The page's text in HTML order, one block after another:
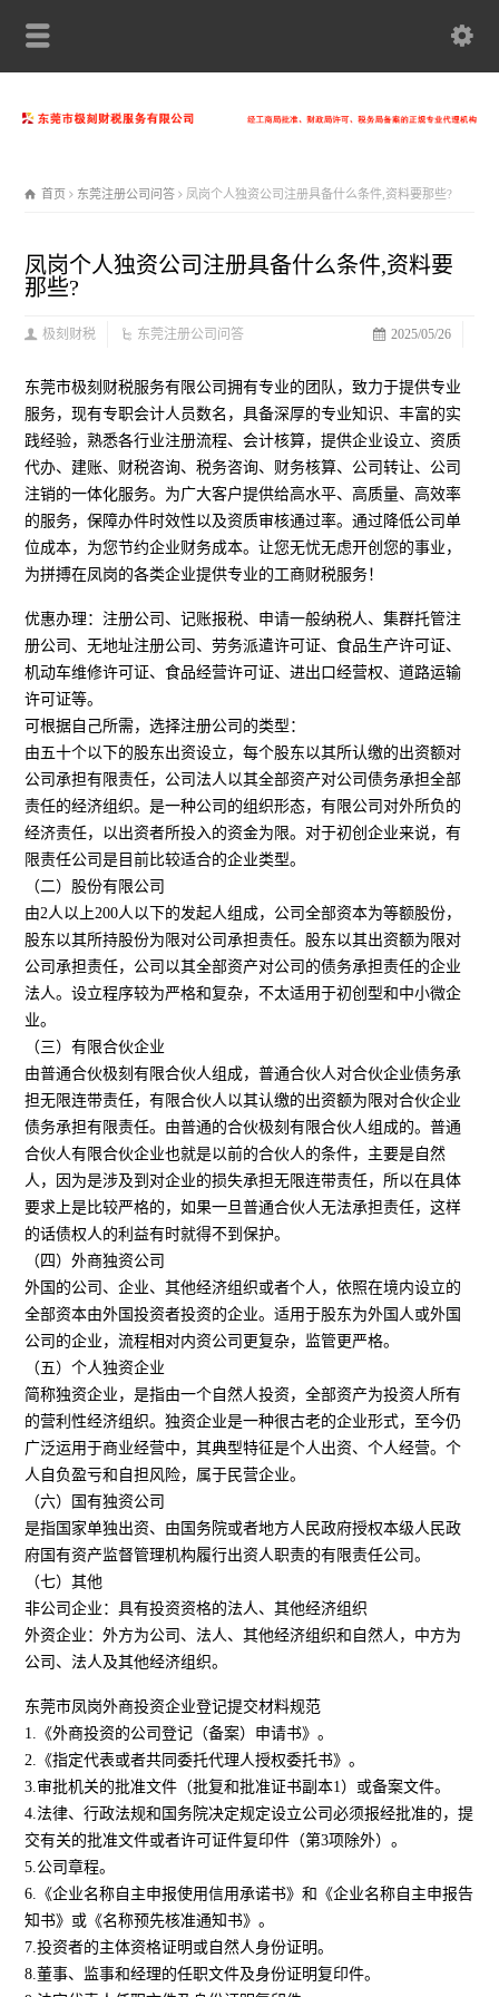
首页 东莞注册公司问答 凤岗个人独资公司注册具备什么条件,资料要那些?
凤岗个人独资公司注册具备什么条件,资料要
那些?
2025/05/26
极刻财税 东莞注册公司问答
东莞市极刻财税服务有限公司拥有专业的团队，致力于提供专业
服务，现有专职会计人员数名，具备深厚的专业知识、丰富的实
践经验，熟悉各行业注册流程、会计核算，提供企业设立、资质
代办、建账、财税咨询、税务咨询、财务核算、公司转让、公司
注销的一体化服务。为广大客户提供给高水平、高质量、高效率
的服务，保障办件时效性以及资质审核通过率。通过降低公司单
位成本，为您节约企业财务成本。让您无忧无虑开创您的事业，
为拼搏在凤岗的各类企业提供专业的工商财税服务！
优惠办理：注册公司、记账报税、申请一般纳税人、集群托管注
册公司、无地址注册公司、劳务派遣许可证、食品生产许可证、
机动车维修许可证、食品经营许可证、进出口经营权、道路运输
许可证等。
可根据自己所需，选择注册公司的类型：
由五十个以下的股东出资设立，每个股东以其所认缴的出资额对
公司承担有限责任，公司法人以其全部资产对公司债务承担全部
责任的经济组织。是一种公司的组织形态，有限公司对外所负的
经济责任，以出资者所投入的资金为限。对于初创企业来说，有
限责任公司是目前比较适合的企业类型。
（二）股份有限公司
由2人以上200人以下的发起人组成，公司全部资本为等额股份，
股东以其所持股份为限对公司承担责任。股东以其出资额为限对
公司承担责任，公司以其全部资产对公司的债务承担责任的企业
法人。设立程序较为严格和复杂，不太适用于初创型和中小微企
业。
（三）有限合伙企业
由普通合伙极刻有限合伙人组成，普通合伙人对合伙企业债务承
担无限连带责任，有限合伙人以其认缴的出资额为限对合伙企业
债务承担有限责任。由普通的合伙极刻有限合伙人组成的。普通
合伙人有限合伙企业也就是以前的合伙人的条件，主要是自然
人，因为是涉及到对企业的损失承担无限连带责任，所以在具体
要求上是比较严格的，如果一旦普通合伙人无法承担责任，这样
的话债权人的利益有时就得不到保护。
（四）外商独资公司
外国的公司、企业、其他经济组织或者个人，依照在境内设立的
全部资本由外国投资者投资的企业。适用于股东为外国人或外国
公司的企业，流程相对内资公司更复杂，监管更严格。
（五）个人独资企业
简称独资企业，是指由一个自然人投资，全部资产为投资人所有
的营利性经济组织。独资企业是一种很古老的企业形式，至今仍
广泛运用于商业经营中，其典型特征是个人出资、个人经营。个
人自负盈亏和自担风险，属于民营企业。
（六）国有独资公司
是指国家单独出资、由国务院或者地方人民政府授权本级人民政
府国有资产监督管理机构履行出资人职责的有限责任公司。
（七）其他
非公司企业：具有投资资格的法人、其他经济组织
外资企业：外方为公司、法人、其他经济组织和自然人，中方为
公司、法人及其他经济组织。
东莞市凤岗外商投资企业登记提交材料规范
1.《外商投资的公司登记（备案）申请书》。
2.《指定代表或者共同委托代理人授权委托书》。
3.审批机关的批准文件（批复和批准证书副本1）或备案文件。
4.法律、行政法规和国务院决定规定设立公司必须报经批准的，提
交有关的批准文件或者许可证件复印件（第3项除外）。
5.公司章程。
6.《企业名称自主申报使用信用承诺书》和《企业名称自主申报告
知书》或《名称预先核准通知书》。
7.投资者的主体资格证明或自然人身份证明。
8.董事、监事和经理的任职文件及身份证明复印件。